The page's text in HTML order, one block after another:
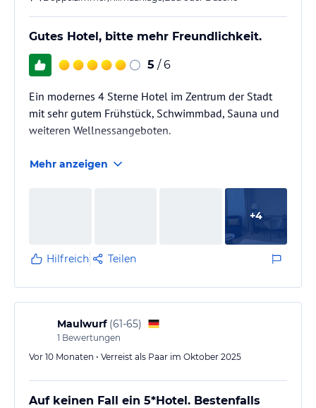
Gutes Hotel, bitte mehr Freundlichkeit.
5 / 6
Ein modernes 4 Sterne Hotel im Zentrum der Stadt
mit sehr gutem Frühstück, Schwimmbad, Sauna und
weiteren Wellnessangeboten.
Mehr anzeigen
+4
Hilfreich Teilen
Maulwurf (61-65)
1 Bewertungen
Vor 10 Monaten • Verreist als Paar im Oktober 2025
Auf keinen Fall ein 5*Hotel. Bestenfalls